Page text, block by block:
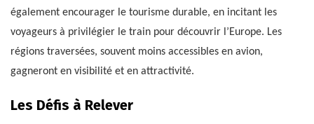
également encourager le tourisme durable, en incitant les
voyageurs à privilégier le train pour découvrir l’Europe. Les
régions traversées, souvent moins accessibles en avion,
gagneront en visibilité et en attractivité.
Les Défis à Relever